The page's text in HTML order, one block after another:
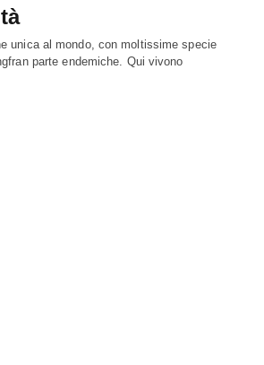
unica al mondo, con moltissime specie
parte endemiche. Qui vivono